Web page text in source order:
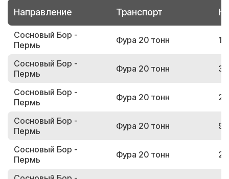
Направление Транспорт
Сосновый Бор -
Пермь
Фура 20 тонн
Сосновый Бор -
Пермь
Фура 20 тонн
Сосновый Бор -
Пермь
Фура 20 тонн
Сосновый Бор -
Пермь
Фура 20 тонн
Сосновый Бор -
Пермь
Фура 20 тонн